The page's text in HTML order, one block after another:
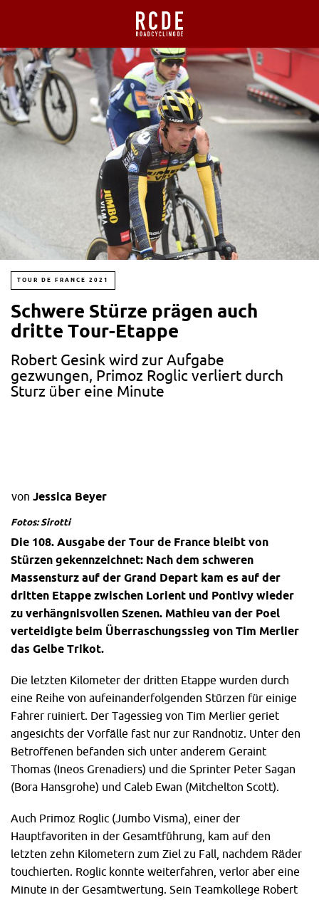
TOUR DE FRANCE 2021
Schwere Stürze prägen auch
dritte Tour-Etappe
Robert Gesink wird zur Aufgabe
gezwungen, Primoz Roglic verliert durch
Sturz über eine Minute
von Jessica Beyer
Fotos: Sirotti
Die 108. Ausgabe der Tour de France bleibt von
Stürzen gekennzeichnet: Nach dem schweren
Massensturz auf der Grand Depart kam es auf der
dritten Etappe zwischen Lorient und Pontivy wieder
zu verhängnisvollen Szenen. Mathieu van der Poel
verteidigte beim Überraschungssieg von Tim Merlier
das Gelbe Trikot.
Die letzten Kilometer der dritten Etappe wurden durch
eine Reihe von aufeinanderfolgenden Stürzen für einige
Fahrer ruiniert. Der Tagessieg von Tim Merlier geriet
angesichts der Vorfälle fast nur zur Randnotiz. Unter den
Betroffenen befanden sich unter anderem Geraint
Thomas (Ineos Grenadiers) und die Sprinter Peter Sagan
(Bora Hansgrohe) und Caleb Ewan (Mitchelton Scott).
Auch Primoz Roglic (Jumbo Visma), einer der
Hauptfavoriten in der Gesamtführung, kam auf den
letzten zehn Kilometern zum Ziel zu Fall, nachdem Räder
touchierten. Roglic konnte weiterfahren, verlor aber eine
Minute in der Gesamtwertung. Sein Teamkollege Robert